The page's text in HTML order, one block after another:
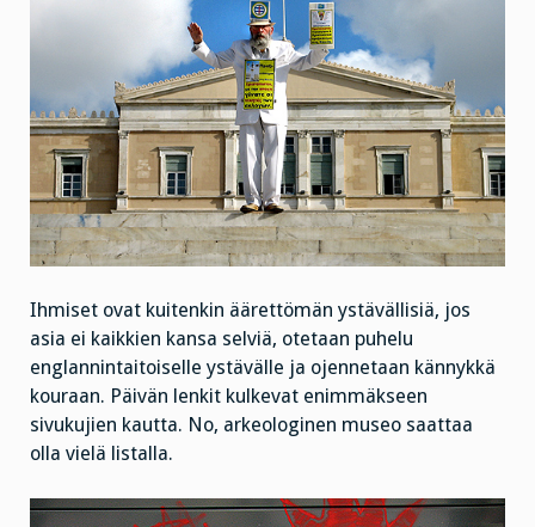
Ihmiset ovat kuitenkin äärettömän ystävällisiä, jos
asia ei kaikkien kansa selviä, otetaan puhelu
englannintaitoiselle ystävälle ja ojennetaan kännykkä
kouraan. Päivän lenkit kulkevat enimmäkseen
sivukujien kautta. No, arkeologinen museo saattaa
olla vielä listalla.